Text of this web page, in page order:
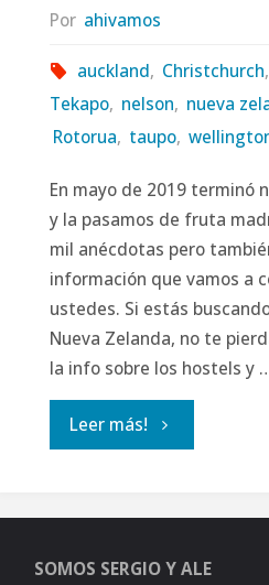
de
Nueva
bus"
Por ahivamos
auckland, Christchurch,
Tekapo, nelson, nueva
Rotorua, taupo,
En mayo de 2019 terminó
y la pasamos de fruta
mil anécdotas pero
información que vamos a
ustedes. Si estás
Nueva Zelanda, no te
la info sobre los hostels y
Leer más! "Cómo
alojamiento
económico
SOMOS SERGIO Y ALE